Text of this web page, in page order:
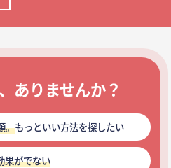
ありませんか？
。もっといい方法を探したい
果がでない